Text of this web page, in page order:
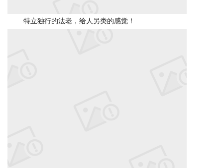
特立独行的法老，给人另类的感觉！